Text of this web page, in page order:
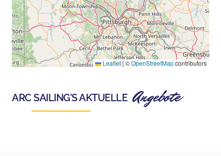
Leaflet|©OpenStreetMapcontributors
ARC SAILING'S AKTUELLE Angebote